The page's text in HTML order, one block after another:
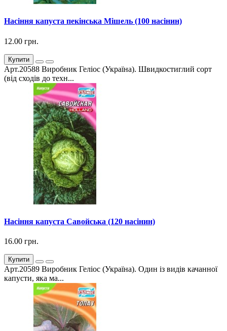
Насіння капуста пекінська Мішель (100 насінин)
12.00 грн.
Купити
Арт.20588 Виробник Геліос (Україна). Швидкостиглий сорт
(від сходів до техн...
Насіння капуста Савойська (120 насінин)
16.00 грн.
Купити
Арт.20589 Виробник Геліос (Україна). Один із видів качанної
капусти, яка ма...